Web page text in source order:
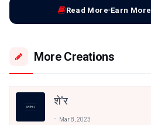
Read More Earn More
More Creations
शे'र
Mar 8, 2023